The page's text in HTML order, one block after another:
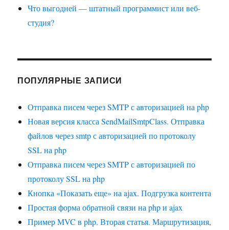
Что выгодней — штатный программист или веб-
студия?
ПОПУЛЯРНЫЕ ЗАПИСИ
Отправка писем через SMTP с авторизацией на php
Новая версия класса SendMailSmtpClass. Отправка
файлов через smtp с авторизацией по протоколу
SSL на php
Отправка писем через SMTP с авторизацией по
протоколу SSL на php
Кнопка «Показать еще» на ajax. Подгрузка контента
Простая форма обратной связи на php и ajax
Пример MVC в php. Вторая статья. Маршрутизация,